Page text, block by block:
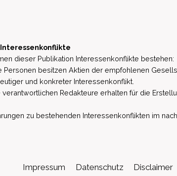
dieser Publikation Interessenkonflikte bestehen:
Personen besitzen Aktien der empfohlenen
und konkreter Interessenkonflikt.
Redakteure erhalten für die
zu bestehenden Interessenkonflikten im
Impressum Datenschutz Disclaimer